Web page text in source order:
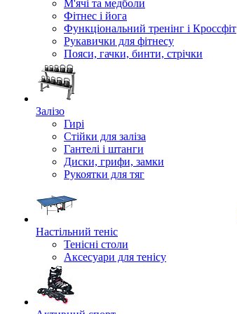
М'ячі та медболи
Фітнес і йога
Функціональний тренінг і Кроссфіт
Рукавички для фітнесу
Пояси, гачки, бинти, стрічки
Залізо
Гирі
Стійки для заліза
Гантелі і штанги
Диски, грифи, замки
Рукоятки для тяг
Настільний теніс
Тенісні столи
Аксесуари для тенісу